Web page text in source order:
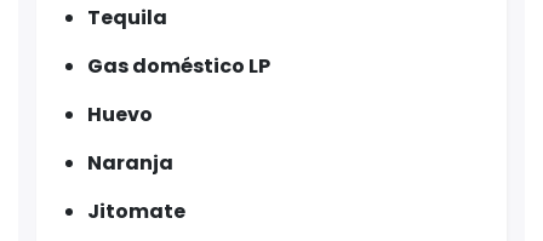
Tequila
Gas doméstico LP
Huevo
Naranja
Jitomate